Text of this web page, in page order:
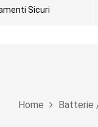
Sicuri
Home Batterie